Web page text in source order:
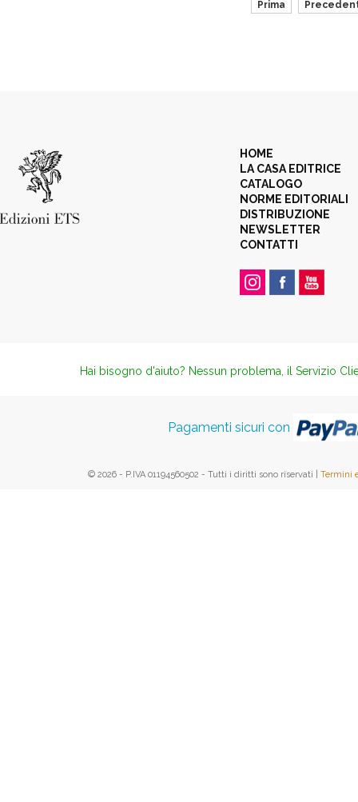
Prima
HOME
LA CASA EDITRICE
CATALOGO
NORME EDITORIALI
DISTRIBUZIONE
NEWSLETTER
CONTATTI
Hai bisogno d'aiuto? Nessun problema, il Servizio
Pagamenti sicuri con
© 2026 - P.IVA 01194560502 - Tutti i diritti sono riservati | Termini